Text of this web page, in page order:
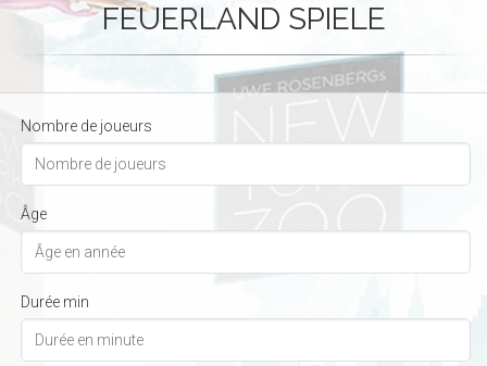
FEUERLAND SPIELE
Nombre de joueurs
Âge
Durée min